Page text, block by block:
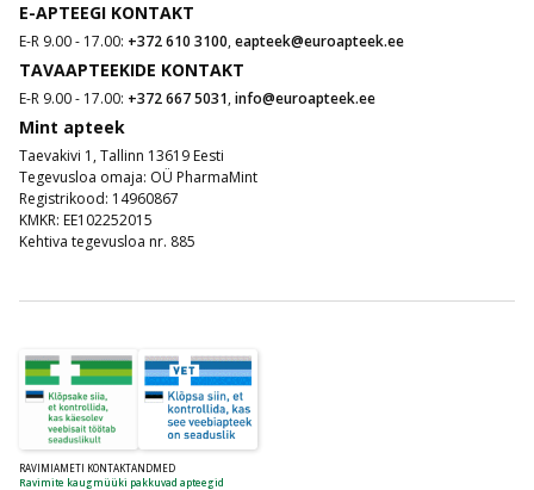
E-APTEEGI KONTAKT
E-R 9.00 - 17.00: +372 610 3100,eapteek@euroapteek.ee
TAVAAPTEEKIDE KONTAKT
E-R 9.00 - 17.00: +372 667 5031,info@euroapteek.ee
Mint apteek
Taevakivi 1, Tallinn 13619 Eesti
Tegevusloa omaja: OÜ PharmaMint
Registrikood: 14960867
KMKR: EE102252015
Kehtiva tegevusloa nr. 885
RAVIMIAMETI KONTAKTANDMED
Ravimite kaugmüüki pakkuvad apteegid